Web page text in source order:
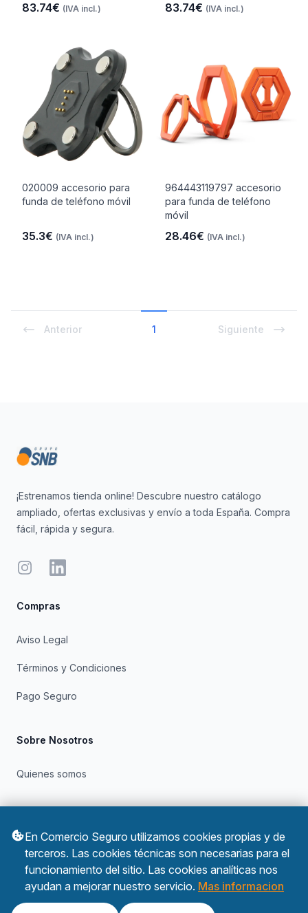
83.74€ (IVA incl.) 83.74€ (IVA incl.)
020009 accesorio para
funda de teléfono móvil
35.3€ (IVA incl.)
964443119797 accesorio
para funda de teléfono
móvil
28.46€ (IVA incl.)
Anterior 1 Siguiente
¡Estrenamos tienda online! Descubre nuestro catálogo
ampliado, ofertas exclusivas y envío a toda España. Compra
fácil, rápida y segura.
InstagramLinkedIn
Compras
Aviso Legal
Términos y Condiciones
Pago Seguro
Sobre Nosotros
Quienes somos
Política de Privacidad
Política de Cookies
En Comercio Seguro utilizamos cookies propias y de
terceros. Las cookies técnicas son necesarias para el
funcionamiento del sitio. Las cookies analíticas nos
ayudan a mejorar nuestro servicio. Mas informacion